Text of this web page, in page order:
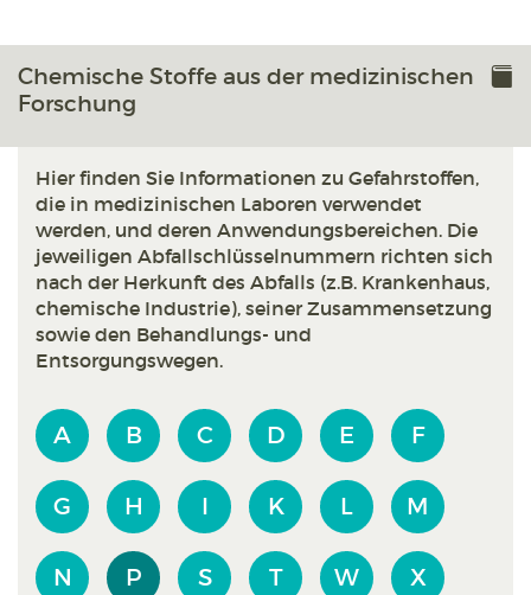
Chemische Stoffe aus der medizinischen
Forschung
Hier finden Sie Informationen zu Gefahrstoffen,
die in medizinischen Laboren verwendet
werden, und deren Anwendungsbereichen. Die
jeweiligen Abfallschlüsselnummern richten sich
nach der Herkunft des Abfalls (z.B. Krankenhaus,
chemische Industrie), seiner Zusammensetzung
sowie den Behandlungs- und
Entsorgungswegen.
A B C D E F
G H I K L M
N P S T W X